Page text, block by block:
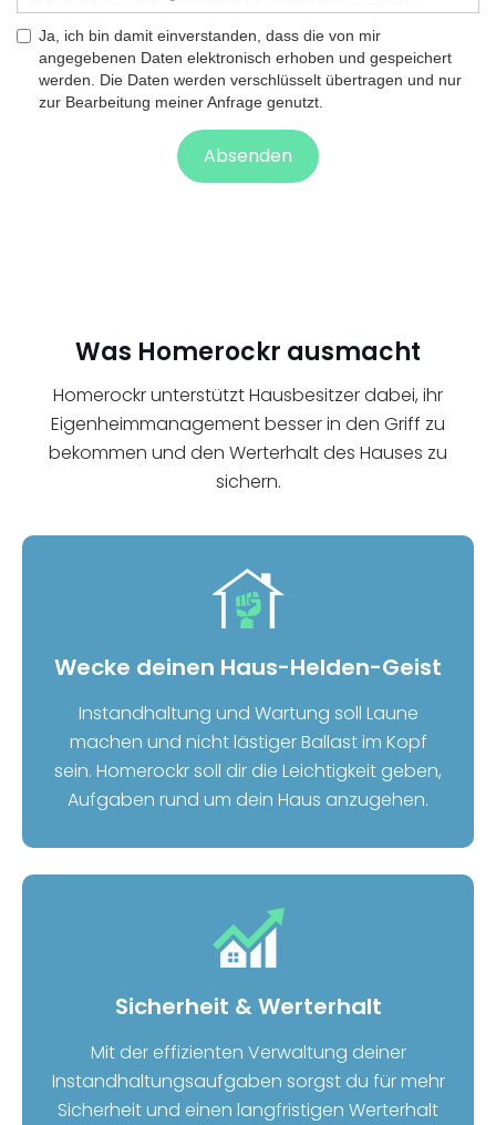
Ja, ich bin damit einverstanden, dass die von mir
angegebenen Daten elektronisch erhoben und gespeichert
werden. Die Daten werden verschlüsselt übertragen und nur
zur Bearbeitung meiner Anfrage genutzt.
Was Homerockr ausmacht
Homerockr unterstützt Hausbesitzer dabei, ihr
Eigenheimmanagement besser in den Griff zu
bekommen und den Werterhalt des Hauses zu
sichern.
Wecke deinen Haus-Helden-Geist
Instandhaltung und Wartung soll Laune
machen und nicht lästiger Ballast im Kopf
sein. Homerockr soll dir die Leichtigkeit geben,
Aufgaben rund um dein Haus anzugehen.
Sicherheit & Werterhalt
Mit der effizienten Verwaltung deiner
Instandhaltungsaufgaben sorgst du für mehr
Sicherheit und einen langfristigen Werterhalt